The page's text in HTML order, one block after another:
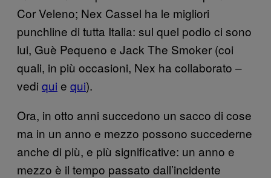
Cor Veleno; Nex Cassel ha le migliori
punchline di tutta Italia: sul quel podio ci sono
lui, Guè Pequeno e Jack The Smoker (coi
quali, in più occasioni, Nex ha collaborato –
vedi qui e qui).
Ora, in otto anni succedono un sacco di cose
ma in un anno e mezzo possono succederne
anche di più, e più significative: un anno e
mezzo è il tempo passato dall’incidente